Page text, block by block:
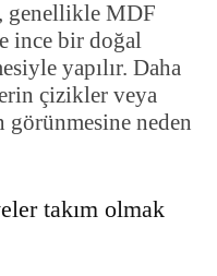
genellikle MDF
ince bir doğal
yapılır. Daha
çizikler veya
neden
takım olmak